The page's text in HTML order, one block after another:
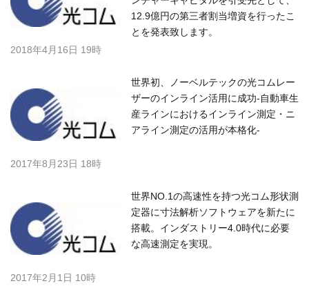
12.9億円の第三者割当増資を行ったこ
とを発表致します。
2018年4月16日 19時
世界初、ノーベルテックの光コムレー
ザーのインライン活用に成功-自動車生
産ラインにおけるインライン測定・ニ
アライン測定の活用が本格化-
2017年8月23日 18時
世界NO.1の高速性を持つ光コム形状測
定器に寸法解析ソフトウェアを新たに
搭載。インダストリー4.0時代に必要
な高速測定を実現。
2017年2月1日 10時